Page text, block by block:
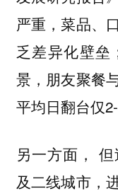
严重，菜品、
乏差异化壁垒
景，朋友聚餐
平均日翻台仅2-
另一方面，
及二线城市，